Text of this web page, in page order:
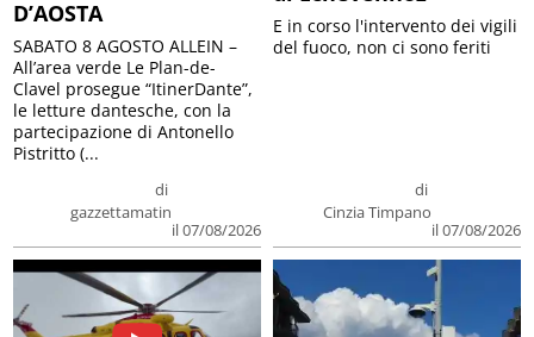
D’AOSTA
di
gazzettamatin
il 07/08/2026
SABATO 8 AGOSTO ALLEIN –
All’area verde Le Plan-de-
Clavel prosegue “ItinerDante”,
le letture dantesche, con la
partecipazione di Antonello
Pistritto (...
di
Cinzia Timpano
il 07/08/2026
E in corso l'intervento dei vigili
del fuoco, non ci sono feriti